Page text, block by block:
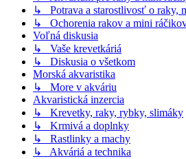
↳ Potrava a starostlivosť o raky,
↳ Ochorenia rakov a mini
Voľná diskusia
↳ Vaše krevetkáriá
↳ Diskusia o všetkom
Morská akvaristika
↳ More v akváriu
Akvaristická inzercia
↳ Krevetky, raky, rybky, slimáky
↳ Krmivá a doplnky
↳ Rastlinky a machy
↳ Akváriá a technika